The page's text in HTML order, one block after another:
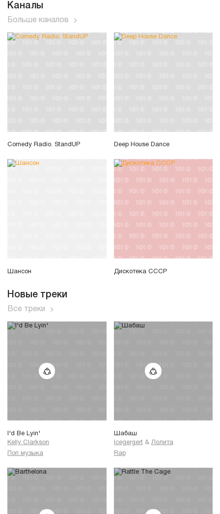
Каналы
Больше каналов
Comedy Radio. StandUP Deep House Dance
Шансон Дискотека СССР
Новые треки
Все треки
I'd Be Lyin'
Kelly Clarkson
Поп музыка
Шабаш
Icegergert & Лолита
Rap